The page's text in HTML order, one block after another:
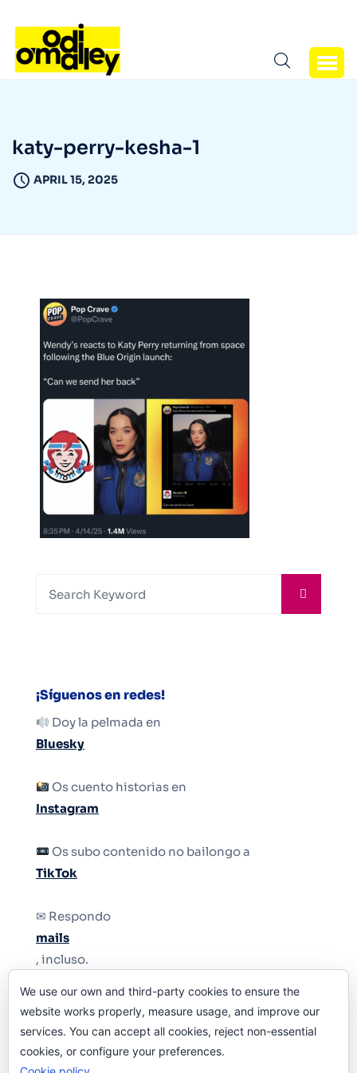
katy-perry-kesha-1
APRIL 15, 2025
¡Síguenos en redes!
Doy la pelmada en
Bluesky
Os cuento historias en
Instagram
Os subo contenido no bailongo a
TikTok
✉ Respondo
mails
, incluso.
Y si una persona no puede tener teléfono, que
le quiten el teléfono.
We use our own and third-party cookies to ensure the
website works properly, measure usage, and improve our
services. You can accept all cookies, reject non-essential
cookies, or configure your preferences.